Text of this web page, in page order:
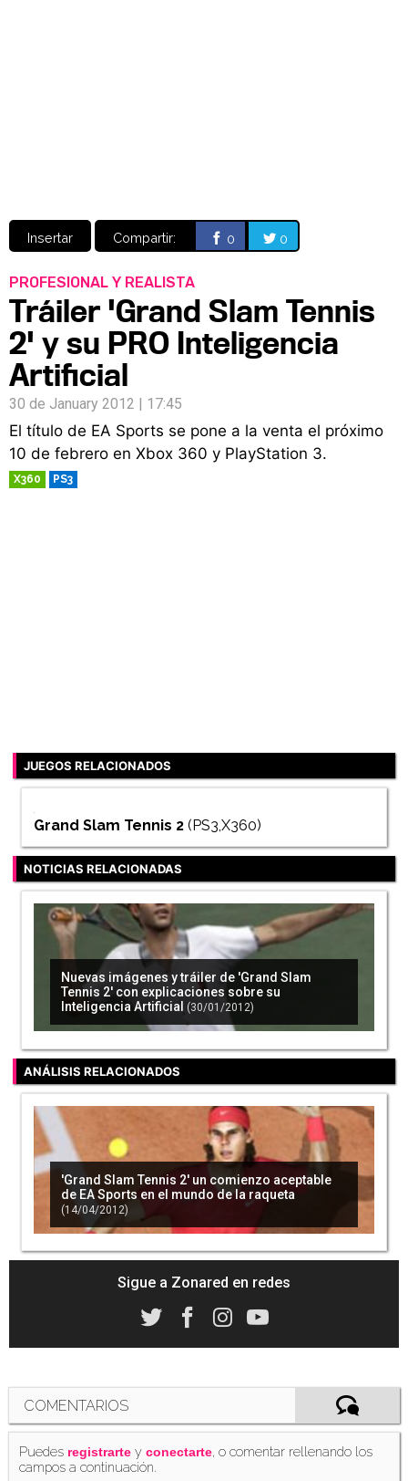
Insertar Compartir: 0 0
PROFESIONAL Y REALISTA
Tráiler 'Grand Slam Tennis
2' y su PRO Inteligencia
Artificial
30 de January 2012 | 17:45
El título de EA Sports se pone a la venta el próximo
10 de febrero en Xbox 360 y PlayStation 3.
X360 PS3
JUEGOS RELACIONADOS
Grand Slam Tennis 2 (PS3,X360)
NOTICIAS RELACIONADAS
Nuevas imágenes y tráiler de 'Grand Slam
Tennis 2' con explicaciones sobre su
Inteligencia Artificial
(30/01/2012)
ANÁLISIS RELACIONADOS
'Grand Slam Tennis 2' un comienzo aceptable
de EA Sports en el mundo de la raqueta
(14/04/2012)
Sigue a Zonared en redes
COMENTARIOS
Puedes registrarte yconectarte, o comentar rellenando los
campos a continuación.